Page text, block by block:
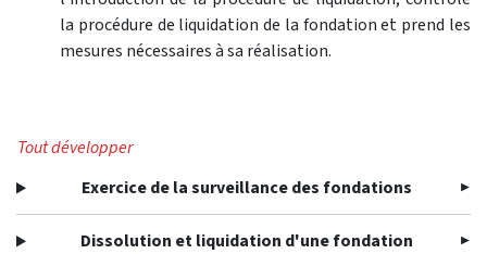
la procédure de liquidation de la fondation et prend les
mesures nécessaires à sa réalisation.
Tout développer
Exercice de la surveillance des fondations
Dissolution et liquidation d'une fondation